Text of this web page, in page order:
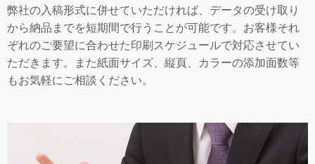
弊社の入稿形式に併せていただければ、データの受け取り
から納品までを短期間で行うことが可能です。お客様それ
ぞれのご要望に合わせた印刷スケジュールで対応させてい
ただきます。また紙面サイズ、縦頁、カラーの添加面数等
もお気軽にご相談ください。